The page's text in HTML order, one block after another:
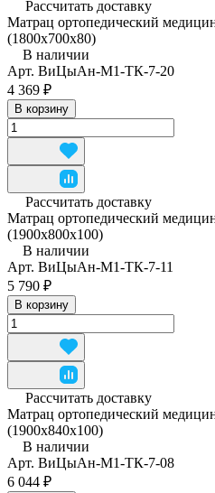
Рассчитать доставку
Матрац ортопедический
(1800x700x80)
В наличии
Арт. ВиЦыАн-М1-ТК-7-20
4 369 ₽
В корзину
Рассчитать доставку
Матрац ортопедический
(1900x800x100)
В наличии
Арт. ВиЦыАн-М1-ТК-7-11
5 790 ₽
В корзину
Рассчитать доставку
Матрац ортопедический
(1900x840x100)
В наличии
Арт. ВиЦыАн-М1-ТК-7-08
6 044 ₽